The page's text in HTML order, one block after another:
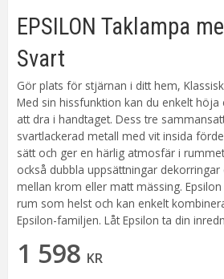
EPSILON Taklampa
Svart
Gör plats för stjärnan i ditt hem,
Med sin hissfunktion kan du enkelt
att dra i handtaget. Dess tre
svartlackerad metall med vit insida
sätt och ger en härlig atmosfär i
också dubbla uppsättningar
mellan krom eller matt mässing.
rum som helst och kan enkelt
Epsilon-familjen. Låt Epsilon ta din
1 598 KR